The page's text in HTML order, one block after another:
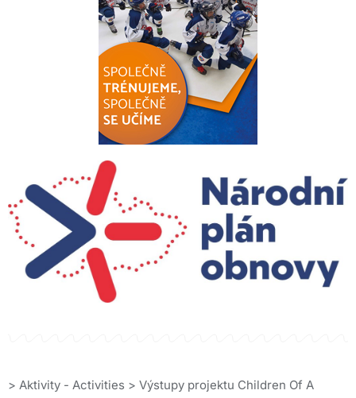
> Aktivity - Activities > Výstupy projektu Children Of A